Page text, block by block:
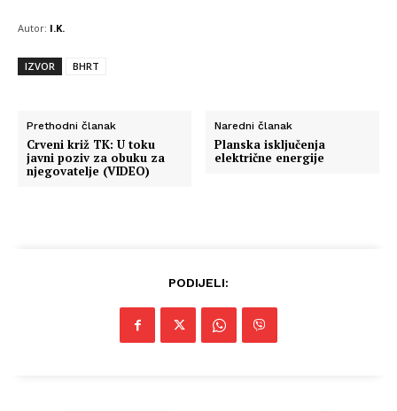
Autor: I.K.
IZVOR BHRT
Prethodni članak
Crveni križ TK: U toku
javni poziv za obuku za
njegovatelje (VIDEO)
Naredni članak
Planska isključenja
električne energije
PODIJELI: